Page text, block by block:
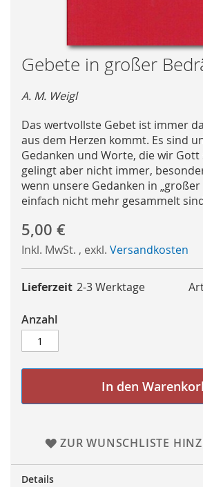
Skip
to
the
beginning
of
the
images
gallery
Gebete in großer
A. M. Weigl
Das wertvollste Gebet ist immer
aus dem Herzen kommt. Es sind
Gedanken und Worte, die wir Gott
gelingt aber nicht immer,
wenn unsere Gedanken in „großer
einfach nicht mehr gesammelt
5,00 €
Inkl. MwSt. , exkl. Versandkosten
Lieferzeit 2-3 Werktage
Anzahl
In den
ZUR WUNSCHLISTE
Details